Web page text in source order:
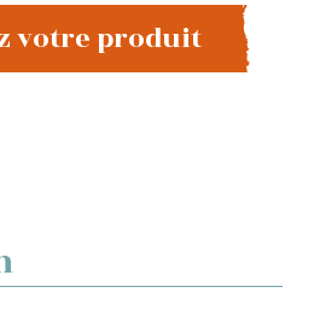
votre produit